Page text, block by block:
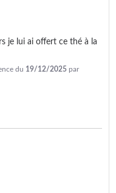
je lui ai offert ce thé à la
du 19/12/2025 par